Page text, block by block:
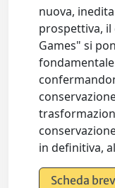
nuova,
prospettiva, il
Games" si
fondamentale
in definitiva,
Scheda